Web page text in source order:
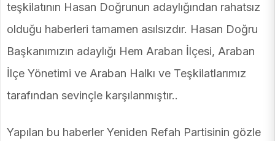
teşkilatının Hasan Doğrunun adaylığından rahatsız
olduğu haberleri tamamen asılsızdır. Hasan Doğru
Başkanımızın adaylığı Hem Araban İlçesi, Araban
İlçe Yönetimi ve Araban Halkı ve Teşkilatlarımız
tarafından sevinçle karşılanmıştır..
Yapılan bu haberler Yeniden Refah Partisinin gözle